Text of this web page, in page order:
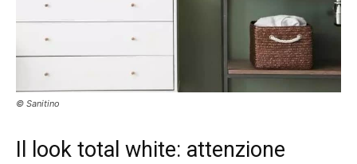
© Sanitino
Il look total white: attenzione